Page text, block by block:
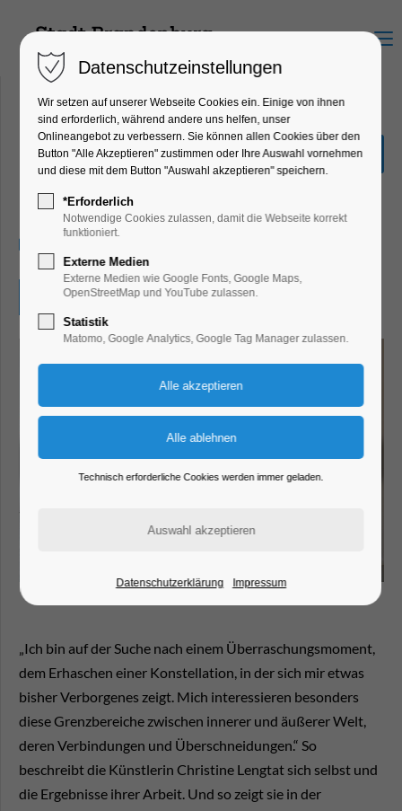
Menu
Ausstellung Christine
Lengtat - Moment
Ausstellung, Kunst
Eintritt frei
„Ich bin auf der Suche nach einem Überraschungsmoment,
dem Erhaschen einer Konstellation, in der sich mir etwas
bisher Verborgenes zeigt. Mich interessieren besonders
diese Grenzbereiche zwischen innerer und äußerer Welt,
deren Verbindungen und Überschneidungen.“ So
beschreibt die Künstlerin Christine Lengtat sich selbst und
die Ergebnisse ihrer Arbeit. Und so zeigt sie in der
Datenschutzeinstellungen
Wir setzen auf unserer Webseite Cookies ein. Einige von ihnen
sind erforderlich, während andere uns helfen, unser
Onlineangebot zu verbessern. Sie können allen Cookies über den
Button "Alle Akzeptieren" zustimmen oder Ihre Auswahl vornehmen
und diese mit dem Button "Auswahl akzeptieren" speichern.
*Erforderlich
Notwendige Cookies zulassen, damit die Webseite korrekt
funktioniert.
Externe Medien
Externe Medien wie Google Fonts, Google Maps,
OpenStreetMap und YouTube zulassen.
Statistik
Matomo, Google Analytics, Google Tag Manager zulassen.
Technisch erforderliche Cookies werden immer geladen.
Datenschutzerklärung Impressum